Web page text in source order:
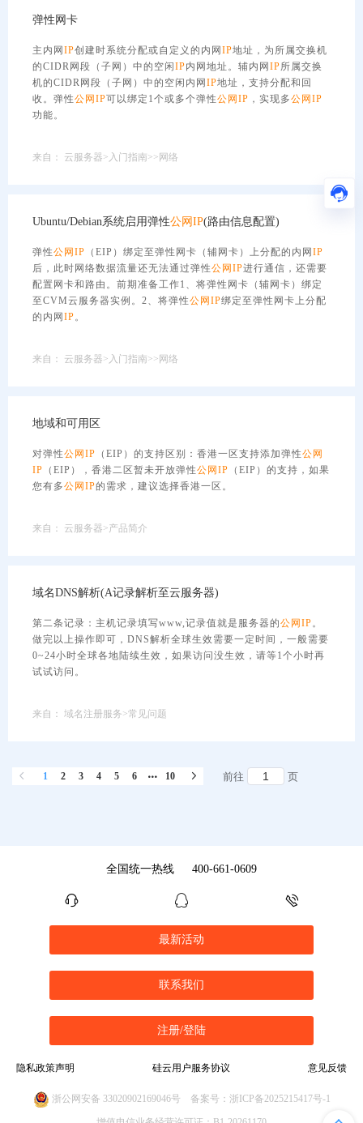
弹性网卡
主内网 IP创建时系统分配或自定义的内网 IP地址，为所属交换机
的CIDR网段（子网）中的空闲 IP内网地址。辅内网 IP所属交换
机的CIDR网段（子网）中的空闲内网 IP地址，支持分配和回
收。弹性公网 IP可以绑定1个或多个弹性公网 IP ，实现多公网 IP
功能。
来自： 云服务器>入门指南>>网络
Ubuntu/Debian系统启用弹性公网 IP(路由信息配置)
弹性公网 IP （EIP）绑定至弹性网卡（辅网卡）上分配的内网 IP
后，此时网络数据流量还无法通过弹性公网 IP进行通信，还需要
配置网卡和路由。前期准备工作1、将弹性网卡（辅网卡）绑定
至CVM云服务器实例。2、将弹性公网 IP绑定至弹性网卡上分配
的内网 IP。
来自： 云服务器>入门指南>>网络
地域和可用区
对弹性公网 IP （EIP）的支持区别：香港一区支持添加弹性公网
IP （EIP），香港二区暂未开放弹性公网 IP （EIP）的支持，如果
您有多公网 IP的需求，建议选择香港一区。
来自： 云服务器>产品简介
域名DNS解析(A记录解析至云服务器)
第二条记录：主机记录填写www,记录值就是服务器的公网 IP。
做完以上操作即可，DNS解析全球生效需要一定时间，一般需要
0~24小时全球各地陆续生效，如果访问没生效，请等1个小时再
试试访问。
来自： 域名注册服务>常见问题
1 2 3 4 5 6 10 前往 页
全国统一热线 400-661-0609
最新活动
联系我们
注册/登陆
隐私政策声明 硅云用户服务协议 意见反馈
浙公网安备 33020902169046号 备案号：浙ICP备2025215417号-1